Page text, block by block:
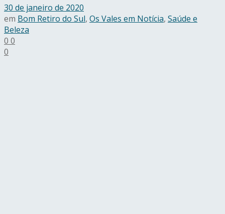
30 de janeiro de 2020
em Bom Retiro do Sul, Os Vales em Notícia, Saúde e
Beleza
0 0
0